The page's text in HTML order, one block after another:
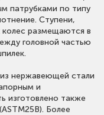
патрубками по типу
Ступени,
размещаются в
головной частью
нержавеющей стали
и
изготовлено также
Более